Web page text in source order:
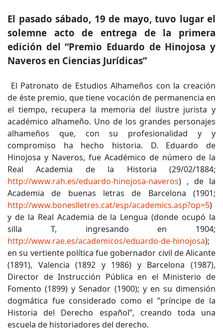
El pasado sábado, 19 de mayo, tuvo lugar el
solemne acto de entrega de la primera
edición del “Premio Eduardo de Hinojosa y
Naveros en Ciencias Jurídicas”
El Patronato de Estudios Alhameños con la creación
de éste premio, que tiene vocación de permanencia en
el tiempo, recupera la memoria del ilustre jurista y
académico alhameño. Uno de los grandes personajes
alhameños que, con su profesionalidad y y
compromiso ha hecho historia. D. Eduardo de
Hinojosa y Naveros, fue Académico de número de la
Real Academia de la Historia (29/02/1884;
http://www.rah.es/eduardo-hinojosa-naveros) , de la
Academia de buenas letras de Barcelona (1901;
http://www.boneslletres.cat/esp/academics.asp?op=5)
y de la Real Academia de la Lengua (donde ocupó la
silla T, ingresando en 1904;
http://www.rae.es/academicos/eduardo-de-hinojosa);
en su vertiente política fue gobernador civil de Alicante
(1891), Valencia (1892 y 1986) y Barcelona (1987),
Director de Instrucción Pública en el Ministerio de
Fomento (1899) y Senador (1900); y en su dimensión
dogmática fue considerado como el ”príncipe de la
Historia del Derecho español”, creando toda una
escuela de historiadores del derecho.